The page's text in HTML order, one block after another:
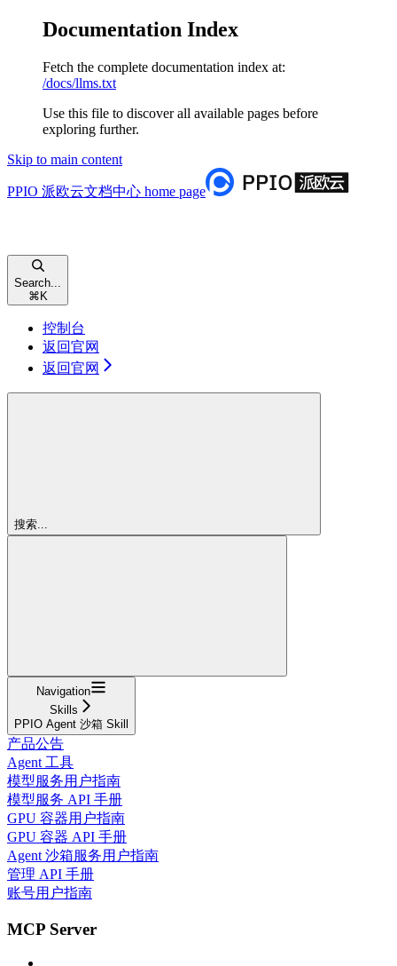
Documentation Index
Fetch the complete documentation index at:
/docs/llms.txt
Use this file to discover all available pages before
exploring further.
Skip to main content
PPIO 派欧云文档中心 home page
Search...
⌘ K
控制台
返回官网
返回官网
搜索...
Navigation
Skills
PPIO Agent 沙箱 Skill
产品公告
Agent 工具
模型服务用户指南
模型服务 API 手册
GPU 容器用户指南
GPU 容器 API 手册
Agent 沙箱服务用户指南
管理 API 手册
账号用户指南
MCP Server